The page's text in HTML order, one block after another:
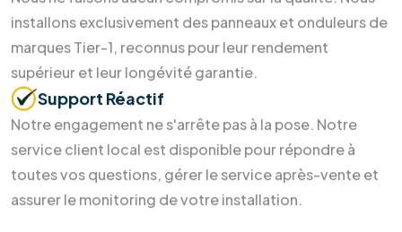
Pourquoi nous choisir ?
Des soins durables pour votre maison
et la Terre
tête. Chez RM Solutions Group, nous simplifions votre